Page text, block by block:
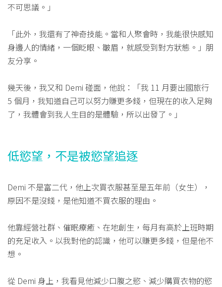
不可思議。」
「此外，我還有了神奇技能。當和人聚會時，我能很快感知
身邊人的情緒，一個眨眼、皺眉，就感受到對方狀態。」朋
友分享。
幾天後，我又和 Demi 碰面，他說：「我 11 月要出國旅行
5 個月，我知道自己可以努力賺更多錢，但現在的收入足夠
了，我體會到我人生目的是體驗，所以出發了。」
低慾望，不是被慾望追逐
Demi 不是富二代，他上次買衣服甚至是五年前（女生），
原因不是沒錢，是他知道不買衣服的理由。
他靠經營社群、催眠療癒、在地創生，每月有高於上班時期
的充足收入。以我對他的認識，他可以賺更多錢，但是他不
想。
從 Demi 身上，我看見他減少口腹之慾、減少購買衣物的慾